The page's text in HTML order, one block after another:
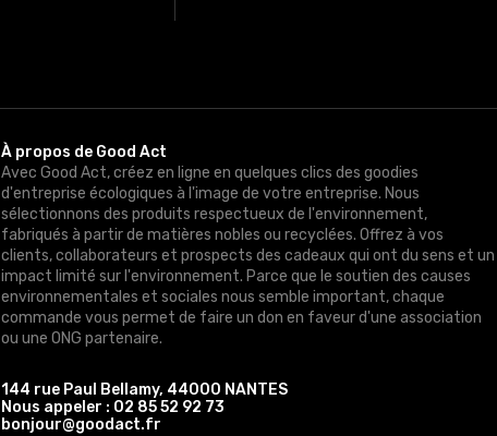
À propos de Good Act
Avec Good Act, créez en ligne en quelques clics des goodies
d'entreprise écologiques à l'image de votre entreprise. Nous
sélectionnons des produits respectueux de l'environnement,
fabriqués à partir de matières nobles ou recyclées. Offrez à vos
clients, collaborateurs et prospects des cadeaux qui ont du sens et un
impact limité sur l'environnement. Parce que le soutien des causes
environnementales et sociales nous semble important, chaque
commande vous permet de faire un don en faveur d'une association
ou une ONG partenaire.
144 rue Paul Bellamy, 44000 NANTES
Nous appeler : 02 85 52 92 73
bonjour@goodact.fr